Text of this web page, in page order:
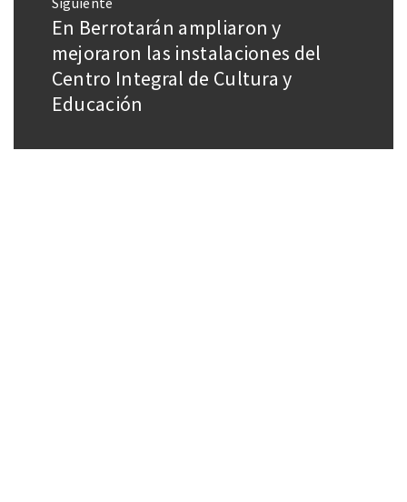
En Berrotarán ampliaron y
mejoraron las instalaciones del
Centro Integral de Cultura y
Educación